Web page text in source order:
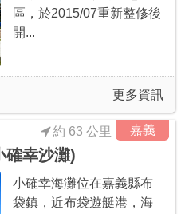
區，於2015/07重新整修後
開...
更多資訊
嘉義
確幸沙灘)
約 63 公里
小確幸海灘位在嘉義縣布
袋鎮，近布袋遊艇港，海